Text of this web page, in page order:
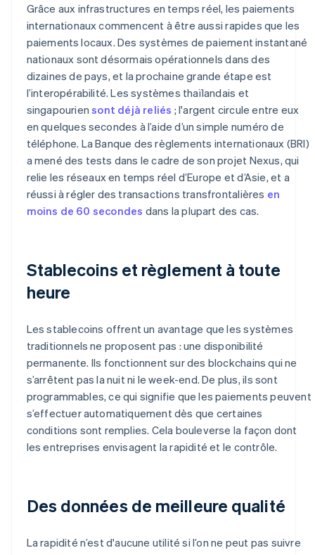
Grâce aux infrastructures en temps réel, les paiements
internationaux commencent à être aussi rapides que les
paiements locaux. Des systèmes de paiement instantané
nationaux sont désormais opérationnels dans des
dizaines de pays, et la prochaine grande étape est
l’interopérabilité. Les systèmes thaïlandais et
singapouriensont déjà reliés ; l'argent circule entre eux
en quelques secondes à l’aide d’un simple numéro de
téléphone. La Banque des règlements internationaux (BRI)
a mené des tests dans le cadre de son projet Nexus, qui
relie les réseaux en temps réel d’Europe et d’Asie, et a
réussi à régler des transactions transfrontalières en
moins de 60 secondes dans la plupart des cas.
Stablecoins et règlement à toute
heure
Les stablecoins offrent un avantage que les systèmes
traditionnels ne proposent pas : une disponibilité
permanente. Ils fonctionnent sur des blockchains qui ne
s’arrêtent pas la nuit ni le week-end. De plus, ils sont
programmables, ce qui signifie que les paiements peuvent
s’effectuer automatiquement dès que certaines
conditions sont remplies. Cela bouleverse la façon dont
les entreprises envisagent la rapidité et le contrôle.
Des données de meilleure qualité
La rapidité n’est d'aucune utilité si l’on ne peut pas suivre